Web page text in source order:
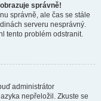
správně!
správně, ale čas se stále
serveru nesprávný.
tento problém odstranit.
administrátor
nepřeložil. Zkuste se